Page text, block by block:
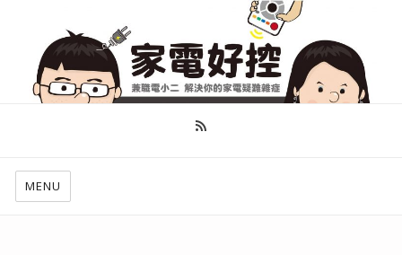
幫你做好功課，看了就知怎麼找出適合自己的家電
MENU